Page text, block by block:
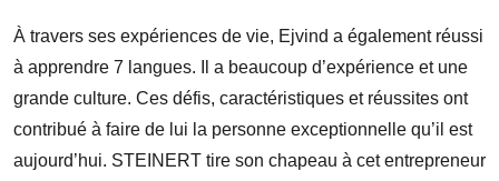
À travers ses expériences de vie, Ejvind a également réussi
à apprendre 7 langues. Il a beaucoup d’expérience et une
grande culture. Ces défis, caractéristiques et réussites ont
contribué à faire de lui la personne exceptionnelle qu’il est
aujourd’hui. STEINERT tire son chapeau à cet entrepreneur